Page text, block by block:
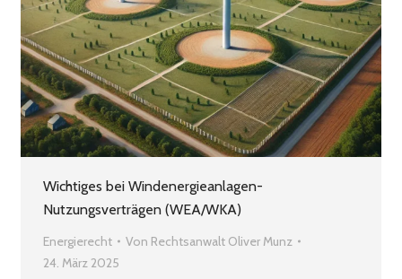
Wichtiges bei Windenergieanlagen-
Nutzungsverträgen (WEA/WKA)
Energierecht Von Rechtsanwalt Oliver Munz
24. März 2025